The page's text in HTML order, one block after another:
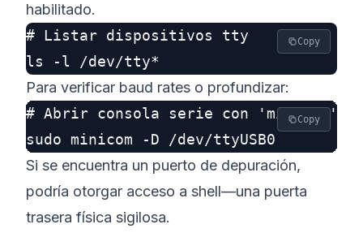
habilitado.
# Listar dispositivos tty
Copy
Para verificar baud rates o profundizar:
# Abrir consola serie con 'minicom'
Copy
Si se encuentra un puerto de depuración,
podría otorgar acceso a shell—una puerta
trasera física sigilosa.